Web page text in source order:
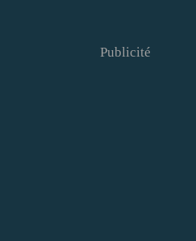
Publicité